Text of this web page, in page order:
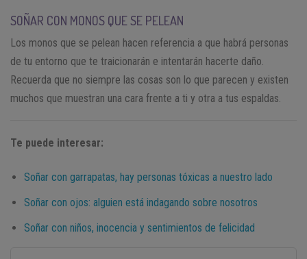
SOÑAR CON MONOS QUE SE PELEAN
Los monos que se pelean hacen referencia a que habrá personas
de tu entorno que te traicionarán e intentarán hacerte daño.
Recuerda que no siempre las cosas son lo que parecen y existen
muchos que muestran una cara frente a ti y otra a tus espaldas.
Te puede interesar:
Soñar con garrapatas, hay personas tóxicas a nuestro lado
Soñar con ojos: alguien está indagando sobre nosotros
Soñar con niños, inocencia y sentimientos de felicidad